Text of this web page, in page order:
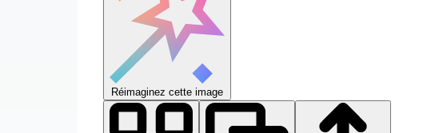
Réimaginez cette image